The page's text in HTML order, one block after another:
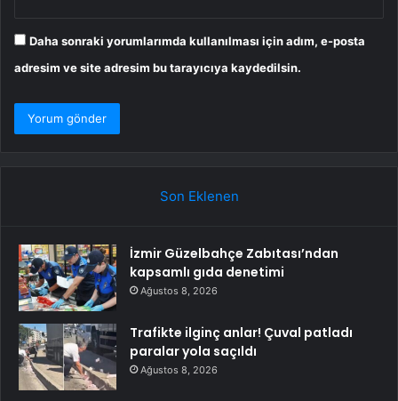
Daha sonraki yorumlarımda kullanılması için adım, e-posta
adresim ve site adresim bu tarayıcıya kaydedilsin.
Son Eklenen
İzmir Güzelbahçe Zabıtası’ndan
kapsamlı gıda denetimi
Ağustos 8, 2026
Trafikte ilginç anlar! Çuval patladı
paralar yola saçıldı
Ağustos 8, 2026